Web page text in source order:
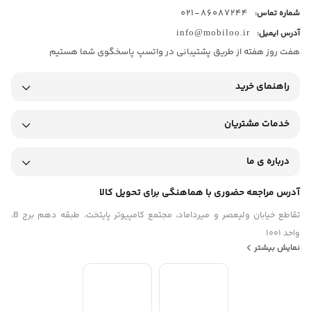
صفحه نمایش
نرخ بروزرسانی تصویر
روشنایی صفحه نمایش
۶۸ میلیارد رنگ
۶.۶۷ اینچ
۸۸.۵%
نسبت تصویر
۲۰:۹
شماره تماس: 86087244-021
آدرس ایمیل: info@mobiloo.ir
هفت روز هفته از طریق پشتیبانی در واتسپ پاسخگوی شما هستیم
راهنمای خرید
خدمات مشتریان
درباره ی ما
آدرس مراجعه حضوری با هماهنگی برای تحویل کالا
تقاطع خیابان ولیعصر و میرداماد، مجتمع کامپیوتر پایتخت، طبقه دهم برج B،
واحد 1001
نمایش بیشتر